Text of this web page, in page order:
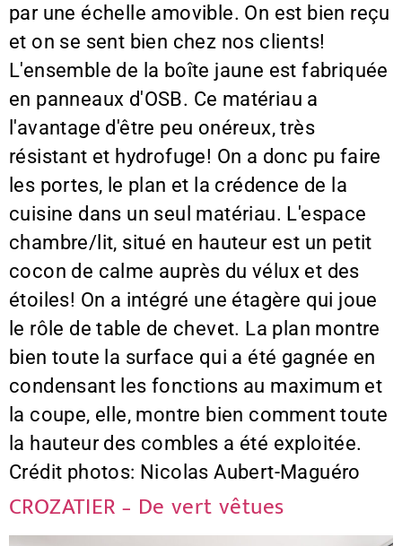
par une échelle amovible. On est bien reçu
et on se sent bien chez nos clients!
L'ensemble de la boîte jaune est fabriquée
en panneaux d'OSB. Ce matériau a
l'avantage d'être peu onéreux, très
résistant et hydrofuge! On a donc pu faire
les portes, le plan et la crédence de la
cuisine dans un seul matériau. L'espace
chambre/lit, situé en hauteur est un petit
cocon de calme auprès du vélux et des
étoiles! On a intégré une étagère qui joue
le rôle de table de chevet. La plan montre
bien toute la surface qui a été gagnée en
condensant les fonctions au maximum et
la coupe, elle, montre bien comment toute
la hauteur des combles a été exploitée.
Crédit photos: Nicolas Aubert-Maguéro
CROZATIER – De vert vêtues